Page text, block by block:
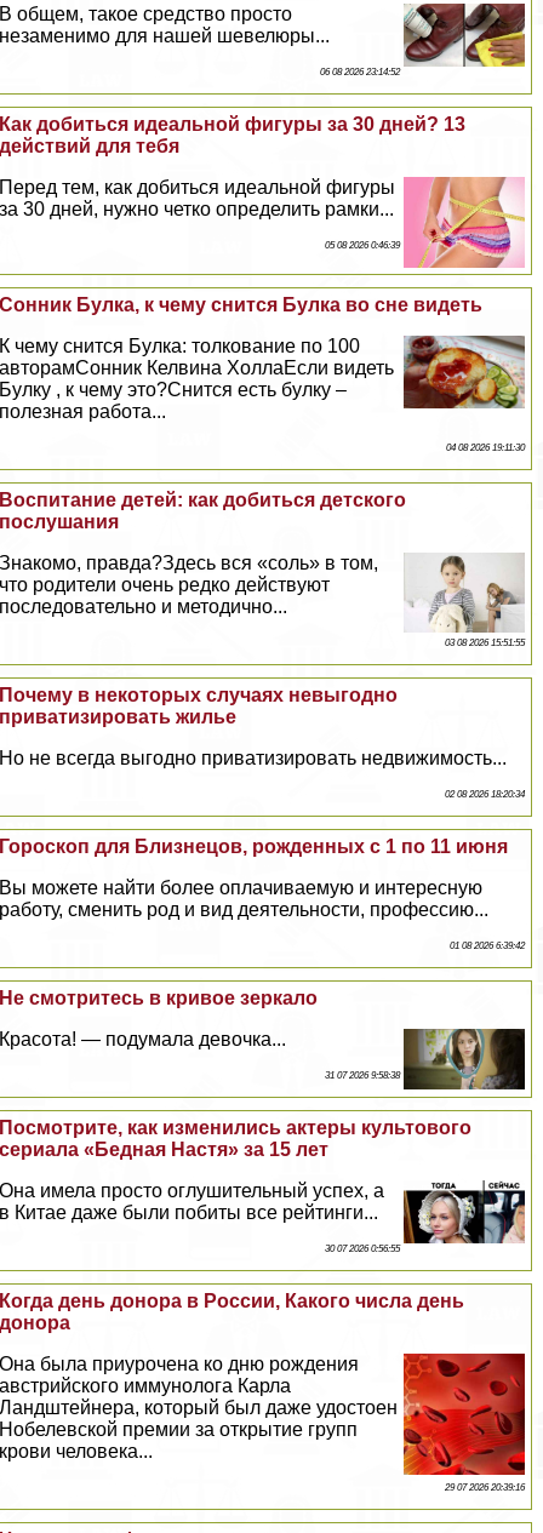
В общем, такое средство просто
незаменимо для нашей шевелюры...
06 08 2026 23:14:52
Как добиться идеальной фигуры за 30 дней? 13
действий для тебя
Перед тем, как добиться идеальной фигуры
за 30 дней, нужно четко определить рамки...
05 08 2026 0:46:39
Сонник Булка, к чему снится Булка во сне видеть
К чему снится Булка: толкование по 100
авторамСонник Келвина ХоллаЕсли видеть
Булку , к чему это?Снится есть булку –
полезная работа...
04 08 2026 19:11:30
Воспитание детей: как добиться детского
послушания
Знакомо, правда?Здесь вся «соль» в том,
что родители очень редко действуют
последовательно и методично...
03 08 2026 15:51:55
Почему в некоторых случаях невыгодно
приватизировать жилье
Но не всегда выгодно приватизировать недвижимость...
02 08 2026 18:20:34
Гороскоп для Близнецов, рожденных с 1 по 11 июня
Вы можете найти более оплачиваемую и интересную
работу, сменить род и вид деятельности, профессию...
01 08 2026 6:39:42
Не смотритесь в кривое зеркало
Красота! — подумала дeвoчка...
31 07 2026 9:58:38
Посмотрите, как изменились актеры культового
сериала «Бедная Настя» за 15 лет
Она имела просто оглушительный успех, а
в Китае даже были побиты все рейтинги...
30 07 2026 0:56:55
Когда день донора в России, Какого числа день
донора
Она была приурочена ко дню рождения
австрийского иммунолога Карла
Ландштейнера, который был даже удостоен
Нобелевской премии за открытие групп
крови человека...
29 07 2026 20:39:16